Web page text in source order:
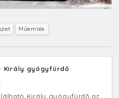
Műemlék
Király gyógyfürdő
Király gyógyfürdő az